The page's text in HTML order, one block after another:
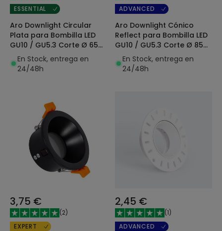
ESSENTIAL
Aro Downlight Circular
Plata para Bombilla LED
GU10 / GU5.3 Corte Ø 65
mmEn Stock, entrega en
24/48h
ADVANCED
Aro Downlight Cónico
Reflect para Bombilla LED
GU10 / GU5.3 Corte Ø 85
mmEn Stock, entrega en
24/48h
3,75 €
(2)
EXPERT
2,45 €
(1)
ADVANCED